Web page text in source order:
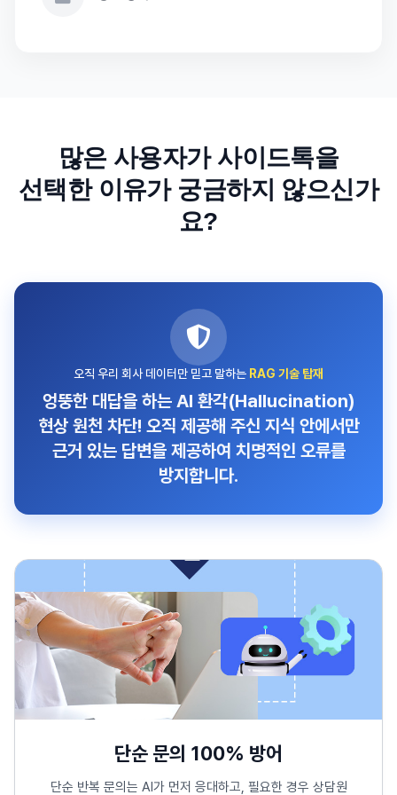
많은 사용자가 사이드톡을
선택한 이유가 궁금하지 않으신가
요?
오직 우리 회사 데이터만 믿고 말하는 RAG 기술 탑재
엉뚱한 대답을 하는 AI 환각(Hallucination)
현상 원천 차단! 오직 제공해 주신 지식 안에서만
근거 있는 답변을 제공하여 치명적인 오류를
방지합니다.
단순 문의 100% 방어
단순 반복 문의는 AI가 먼저 응대하고, 필요한 경우 상담원